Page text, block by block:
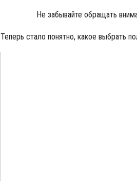
Не забывайте обращать
Теперь стало понятно, какое выбрать